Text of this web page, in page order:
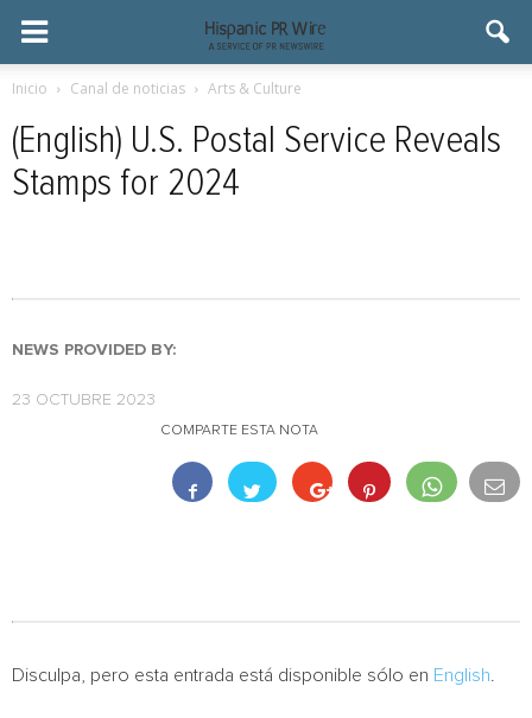
Inicio Canal de noticias Arts & Culture
(English) U.S. Postal Service Reveals
Stamps for 2024
NEWS PROVIDED BY:
23 OCTUBRE 2023
COMPARTE ESTA NOTA
Disculpa, pero esta entrada está disponible sólo en English